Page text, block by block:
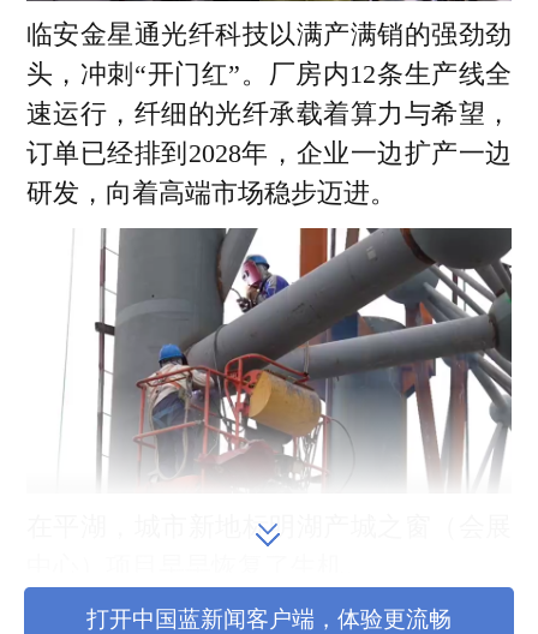
临安金星通光纤科技以满产满销的强劲劲
头，冲刺“开门红”。厂房内12条生产线全
速运行，纤细的光纤承载着算力与希望，
订单已经排到2028年，企业一边扩产一边
研发，向着高端市场稳步迈进。
在平湖，城市新地标明湖产城之窗（会展
打开中国蓝新闻客户端，体验更流畅